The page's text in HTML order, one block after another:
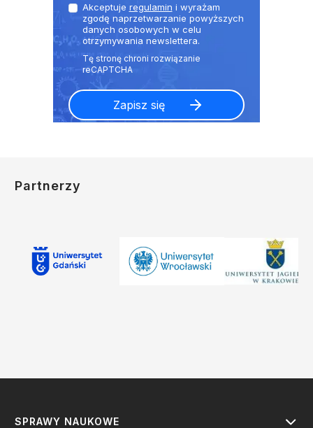
Akceptuje regulamin i wyrażam
zgodę naprzetwarzanie powyższych
danych osobowych w celu
otrzymywania newslettera.
Partnerzy
SPRAWY NAUKOWE